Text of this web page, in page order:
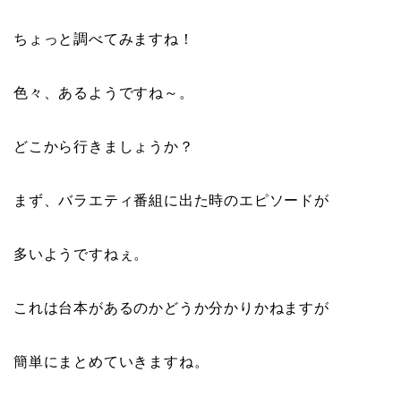
ちょっと調べてみますね！
色々、あるようですね～。
どこから行きましょうか？
まず、バラエティ番組に出た時のエピソードが
多いようですねぇ。
これは台本があるのかどうか分かりかねますが
簡単にまとめていきますね。